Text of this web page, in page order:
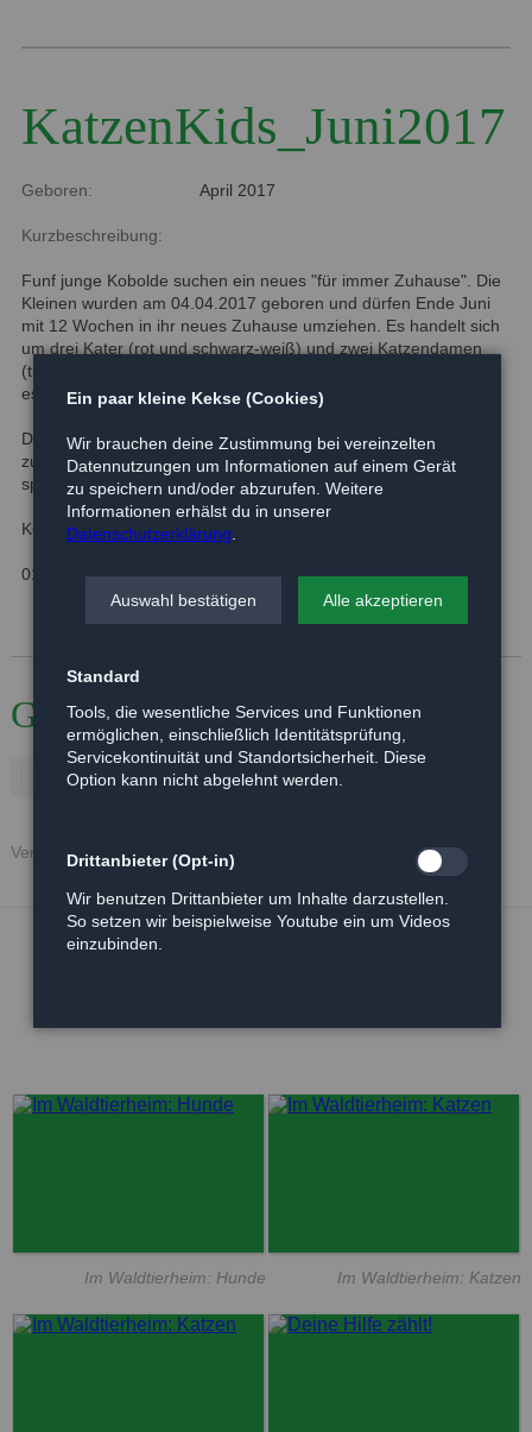
KatzenKids_Juni2017
Geboren: April 2017
Kurzbeschreibung:
Funf junge Kobolde suchen ein neues "für immer Zuhause". Die
Kleinen wurden am 04.04.2017 geboren und dürfen Ende Juni
mit 12 Wochen in ihr neues Zuhause umziehen. Es handelt sich
um drei Kater (rot und schwarz-weiß) und zwei Katzendamen
(tricolour). Die Katzenkinder sind altersgemäß verspielt, lieben
es zu Toben und Neues zu entdecken.
Die Katzenkinder werden nur zu Zweit abgegeben, oder ziehen
zu einer in etwa gleich jungen Katze. Alle Tiere werden nur mit
späterem Freigang vermittelt.
Kontakt: Pflegestelle Gaby Lodder
01590 1176436
Galerie
Veröffentlicht: 11.06.2017
Im Waldtierheim: Hunde Im Waldtierheim: Katzen
Ein paar kleine Kekse (Cookies)
Wir brauchen deine Zustimmung bei vereinzelten
Datennutzungen um Informationen auf einem Gerät
zu speichern und/oder abzurufen. Weitere
Informationen erhälst du in unserer
Datenschutzerklärung
Auswahl bestätigen Alle akzeptieren
Standard
Tools, die wesentliche Services und Funktionen
ermöglichen, einschließlich Identitätsprüfung,
Servicekontinuität und Standortsicherheit. Diese
Option kann nicht abgelehnt werden.
Drittanbieter (Opt-in)
Wir benutzen Drittanbieter um Inhalte darzustellen.
So setzen wir beispielweise Youtube ein um Videos
einzubinden.